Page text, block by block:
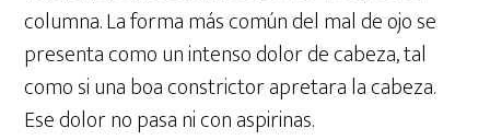
columna. La forma más común del mal de ojo se
presenta como un intenso dolor de cabeza, tal
como si una boa constrictor apretara la cabeza.
Ese dolor no pasa ni con aspirinas.